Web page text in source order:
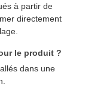
à partir de
directement
le produit ?
dans une